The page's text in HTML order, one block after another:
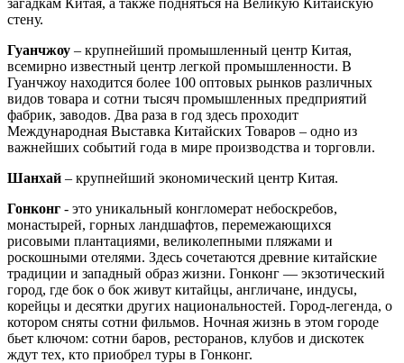
стену.
Гуанчжоу – крупнейший промышленный центр Китая,
всемирно известный центр легкой промышленности. В
Гуанчжоу находится более 100 оптовых рынков различных
видов товара и сотни тысяч промышленных предприятий
фабрик, заводов. Два раза в год здесь проходит
Международная Выставка Китайских Товаров – одно из
важнейших событий года в мире производства и торговли.
Шанхай – крупнейший экономический центр Китая.
Гонконг - это уникальный конгломерат небоскребов,
монастырей, горных ландшафтов, перемежающихся
рисовыми плантациями, великолепными пляжами и
роскошными отелями. Здесь сочетаются древние китайские
традиции и западный образ жизни. Гонконг — экзотический
город, где бок о бок живут китайцы, англичане, индусы,
корейцы и десятки других национальностей. Город-легенда, о
котором сняты сотни фильмов. Ночная жизнь в этом городе
бьет ключом: сотни баров, ресторанов, клубов и дискотек
ждут тех, кто приобрел туры в Гонконг.